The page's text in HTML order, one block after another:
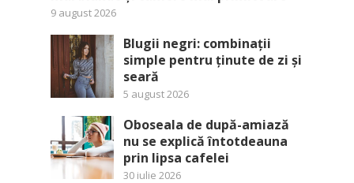
9 august 2026
Blugii negri: combinații
simple pentru ținute de zi și
seară
5 august 2026
Oboseala de după-amiază
nu se explică întotdeauna
prin lipsa cafelei
30 iulie 2026